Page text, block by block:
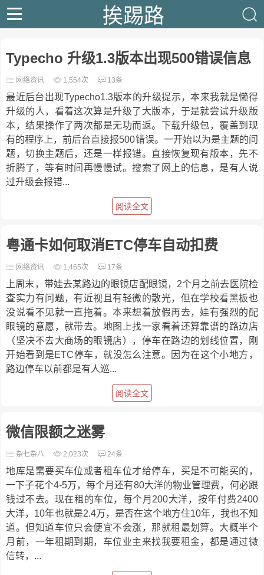
挨踢路
Typecho 升级1.3版本出现500错误信息
网络资讯 1,554次 13条
最近后台出现Typecho1.3版本的升级提示，本来我就是懒得
升级的人，看着这次算是升级了大版本，于是就尝试升级版
本，结果操作了两次都是无功而返。下载升级包，覆盖到现
有的程序上，前后台直接报500错误。一开始以为是主题的问
题，切换主题后，还是一样报错。直接恢复现有版本，先不
折腾了，等有时间再慢慢试。搜索了网上的信息，是有人说
过升级会报错...
阅读全文
粤通卡如何取消ETC停车自动扣费
网络资讯 1,465次 17条
上周末，带娃去某路边的眼镜店配眼镜，2个月之前去医院检
查实力有问题，有近视且有轻微的散光，但在学校看黑板也
没说看不见就一直拖着。本来想着放假再去，娃有强烈的配
眼镜的意愿，就带去。地图上找一家看着还算靠谱的路边店
（坚决不去大商场的眼镜店），停车在路边的划线位置，刚
开始看到是ETC停车，就没怎么注意。因为在这个小地方，
路边停车以前都是有人巡...
阅读全文
微信限额之迷雾
杂七杂八 2,023次 24条
地库是需要买车位或者租车位才给停车，买是不可能买的，
一下子花个4-5万，每个月还有80大洋的物业管理费，何必跟
钱过不去。现在租的车位，每个月200大洋，按年付费2400
大洋，10年也就是2.4万，是否在这个地方住10年，我也不知
道。但知道车位只会便宜不会涨，那就租最划算。大概半个
月前，一年租期到期，车位业主来找我要租金，都是通过微
信转，...